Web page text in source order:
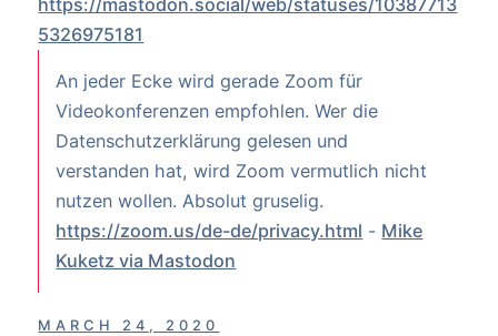
5326975181
An jeder Ecke wird gerade Zoom für
Videokonferenzen empfohlen. Wer die
Datenschutzerklärung gelesen und
verstanden hat, wird Zoom vermutlich nicht
nutzen wollen. Absolut gruselig.
https://zoom.us/de-de/privacy.html - Mike
Kuketz via Mastodon
MARCH 24, 2020